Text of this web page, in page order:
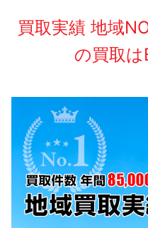
買取実績 地域
の買取は